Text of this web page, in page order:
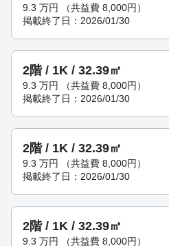
9.3 万円 （共益費 8,000円）
掲載終了日：2026/01/30
2階 / 1K / 32.39㎡
9.3 万円 （共益費 8,000円）
掲載終了日：2026/01/30
2階 / 1K / 32.39㎡
9.3 万円 （共益費 8,000円）
掲載終了日：2026/01/30
2階 / 1K / 32.39㎡
9.3 万円 （共益費 8,000円）